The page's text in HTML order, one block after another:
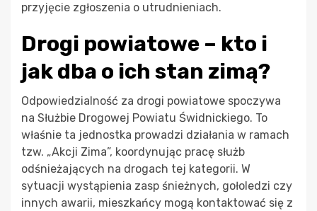
przyjęcie zgłoszenia o utrudnieniach.
Drogi powiatowe – kto i
jak dba o ich stan zimą?
Odpowiedzialność za drogi powiatowe spoczywa
na Służbie Drogowej Powiatu Świdnickiego. To
właśnie ta jednostka prowadzi działania w ramach
tzw. „Akcji Zima”, koordynując pracę służb
odśnieżających na drogach tej kategorii. W
sytuacji wystąpienia zasp śnieżnych, gołoledzi czy
innych awarii, mieszkańcy mogą kontaktować się z